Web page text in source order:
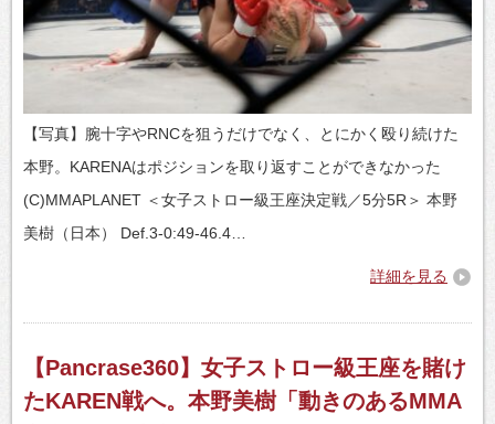
【写真】腕十字やRNCを狙うだけでなく、とにかく殴り続けた
本野。KARENAはポジションを取り返すことができなかった
(C)MMAPLANET ＜女子ストロー級王座決定戦／5分5R＞ 本野
美樹（日本） Def.3-0:49-46.4…
詳細を見る
【Pancrase360】女子ストロー級王座を賭け
たKAREN戦へ。本野美樹「動きのあるMMA